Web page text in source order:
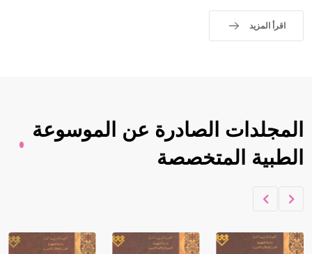
اقرأ المزيد
المجلدات الصادرة عن الموسوعة
الطبية المتخصصة